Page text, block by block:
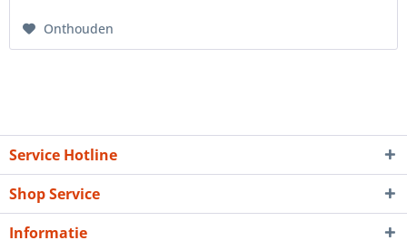
Onthouden
Service Hotline
Shop Service
Informatie